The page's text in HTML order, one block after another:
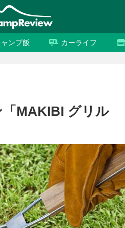
ャンプ飯 カーライフ
MAKIBI グリル